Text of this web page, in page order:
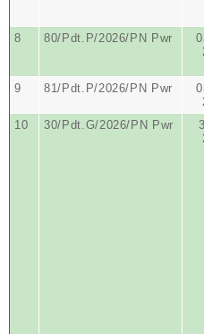
8
80/Pdt.P/2026/PN Pwr
9
81/Pdt.P/2026/PN Pwr
10
30/Pdt.G/2026/PN Pwr